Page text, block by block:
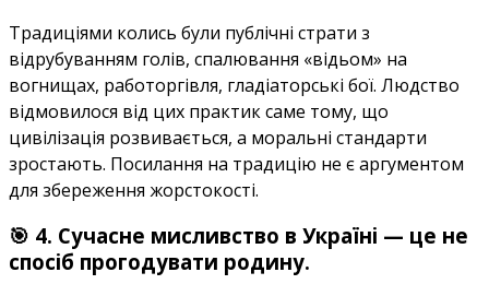
Традиціями колись були публічні страти з
відрубуванням голів, спалювання «відьом» на
вогнищах, работоргівля, гладіаторські бої. Людство
відмовилося від цих практик саме тому, що
цивілізація розвивається, а моральні стандарти
зростають. Посилання на традицію не є аргументом
для збереження жорстокості.
🎯 4. Сучасне мисливство в Україні — це не
спосіб прогодувати родину.